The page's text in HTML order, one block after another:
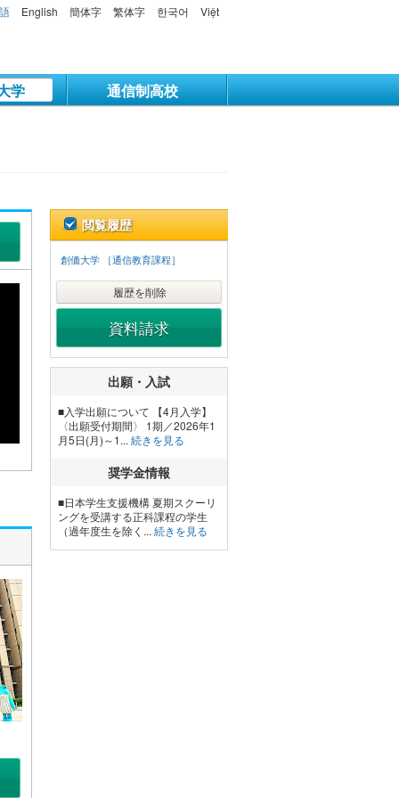
English 簡体字 繁体字 한국어 Việt
学 通信制高校
閲覧履歴
創価大学 ［通信教育課程］
履歴を削除
資料請求
出願・入試
■入学出願について 【4月入学】
〈出願受付期間〉 1期／2026年1
月5日(月)～1... 続きを見る
奨学金情報
■日本学生支援機構 夏期スクーリ
ングを受講する正科課程の学生
（過年度生を除く... 続きを見る